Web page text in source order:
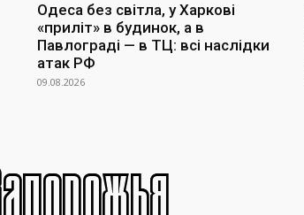
Одеса без світла, у Харкові
«приліт» в будинок, а в
Павлограді — в ТЦ: всі наслідки
атак РФ
09.08.2026